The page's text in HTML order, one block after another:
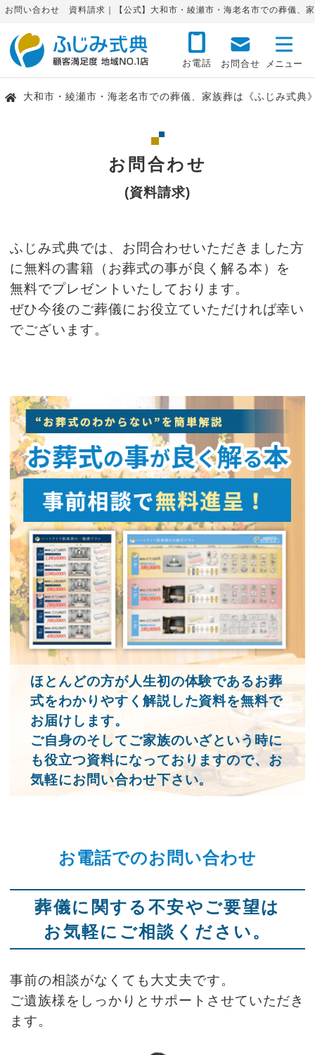
お問い合わせ 資料請求｜【公式】大和市・綾瀬市・海老名市での葬儀、
お電話 お問合せ
大和市・綾瀬市・海老名市での葬儀、家族葬は《ふじみ式典
お問合わせ
(資料請求)
ふじみ式典では、お問合わせいただきました方
に無料の書籍（お葬式の事が良く解る本）を
無料でプレゼントいたしております。
ぜひ今後のご葬儀にお役立ていただければ幸い
でございます。
ほとんどの方が人生初の体験であるお葬
式をわかりやすく解説した資料を無料で
お届けします。
ご自身のそしてご家族のいざという時に
も役立つ資料になっておりますので、お
気軽にお問い合わせ下さい。
お電話でのお問い合わせ
葬儀に関する不安やご要望は
お気軽にご相談ください。
事前の相談がなくても大丈夫です。
ご遺族様をしっかりとサポートさせていただき
ます。